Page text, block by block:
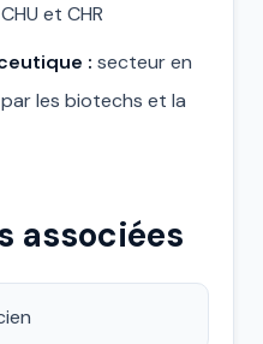
et CHR
: secteur en
les biotechs et la
associées